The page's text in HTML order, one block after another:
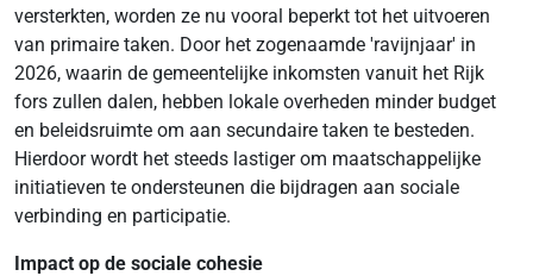
versterkten, worden ze nu vooral beperkt tot het uitvoeren
van primaire taken. Door het zogenaamde 'ravijnjaar' in
2026, waarin de gemeentelijke inkomsten vanuit het Rijk
fors zullen dalen, hebben lokale overheden minder budget
en beleidsruimte om aan secundaire taken te besteden.
Hierdoor wordt het steeds lastiger om maatschappelijke
initiatieven te ondersteunen die bijdragen aan sociale
verbinding en participatie.
Impact op de sociale cohesie